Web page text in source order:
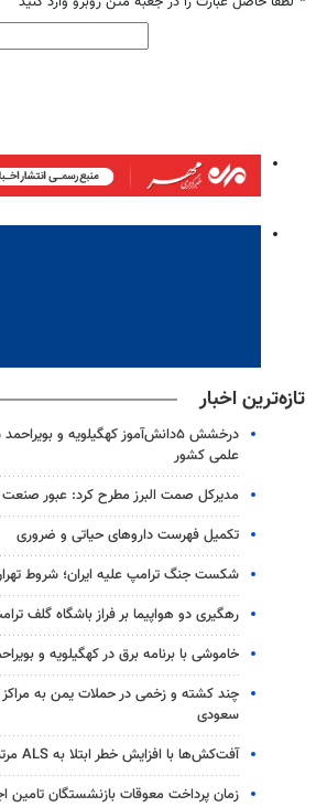
تازه‌ترین اخبار
درخشش ۵دانش‌آموز کهگیلویه و
علمی کشور
مدیرکل صمت البرز مطرح کرد: عبور صنعت
تکمیل فهرست داروهای حیاتی و ضروری
شکست جنگ ترامپ علیه ایران؛ شروط
رهگیری دو هواپیما بر فراز باشگاه گلف
خاموشی با برنامه برق در کهگیلویه و
چند کشته و زخمی در حملات یمن به مراکز
سعودی
آفت‌کش‌ها با افزایش خطر ابتلا به ALS مرتبط هستند
زمان پرداخت معوقات بازنشستگان تامین